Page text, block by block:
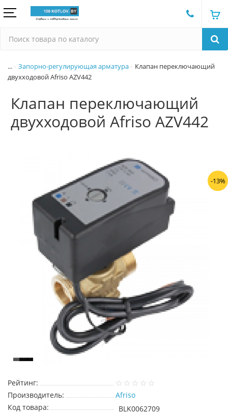
... Запорно-регулирующая арматура
Клапан переключающий
двухходовой Afriso AZV442
Клапан переключающий
двухходовой Afriso AZV442
-13%
Рейтинг:
Производитель:
Afriso
Код товара:
BLK0062709